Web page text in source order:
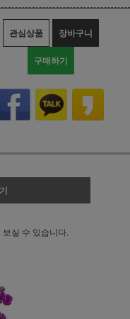
관심상품 장바구니
구매하기
실 수 있습니다.